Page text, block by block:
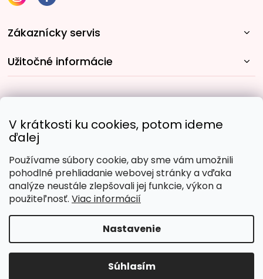
V krátkosti ku cookies, potom ideme
ďalej
Používame súbory cookie, aby sme vám umožnili
pohodlné prehliadanie webovej stránky a vďaka
analýze neustále zlepšovali jej funkcie, výkon a
použiteľnosť. Viac informácií
Nastavenie
Súhlasím
Zákaznícky servis
Užitočné informácie
Obľúbené spôsoby platby:
Copyright 2026Malujpodlacisel.sk. Všetky práva
vyhradené.Upraviť nastavenie cookies